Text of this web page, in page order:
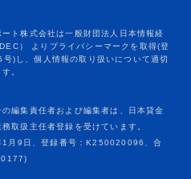
編集責任者および編集者は、日本貸金
取扱主任者登録を受けています。
1月9日、登録番号：K250020096、合